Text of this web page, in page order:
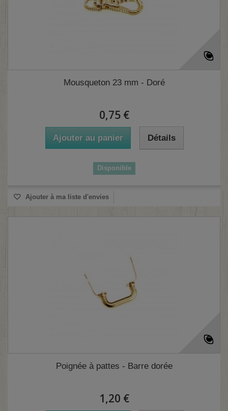
Mousqueton 23 mm - Doré
0,75 €
Ajouter au panier Détails
Disponible
Ajouter à ma liste d'envies
Poignée à pattes - Barre dorée
1,20 €